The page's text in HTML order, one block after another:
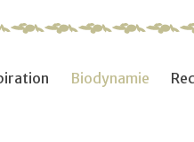
Biodynamie